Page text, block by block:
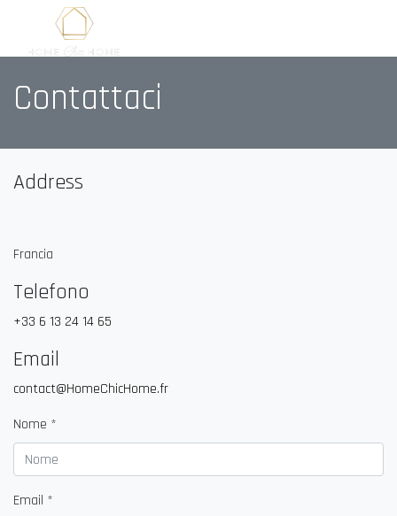
Contattaci
Address
Francia
Telefono
+33 6 13 24 14 65
Email
contact@HomeChicHome.fr
Nome *
Email *